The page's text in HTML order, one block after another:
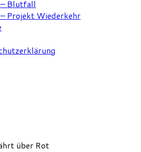
Blutfall
Projekt Wiederkehr
über Rot